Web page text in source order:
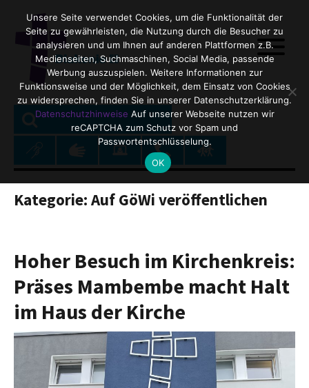
Search
for:
SEARCH
Kategorie: Auf GöWi veröffentlichen
Hoher Besuch im Kirchenkreis:
Präses Mambembe macht Halt
im Haus der Kirche
Unsere Seite verwendet Cookies, um die Funktionalität der
Seite zu gewährleisten, die Nutzung durch die Besucher zu
analysieren und um Ihnen auf anderen Plattformen z.B.
Medienseiten, Suchmaschinen, Social Media, passende
Werbung auszuspielen. Weitere Informationen zur
Funktionsweise und der Möglichkeit, dem Einsatz von Cookies
zu widersprechen, finden Sie in unserer Datenschutzerklärung.
Datenschutzhinweise Auf unserer Webseite nutzen wir
reCAPTCHA zum Schutz vor Spam und
Passwortentschlüsselung.
OK